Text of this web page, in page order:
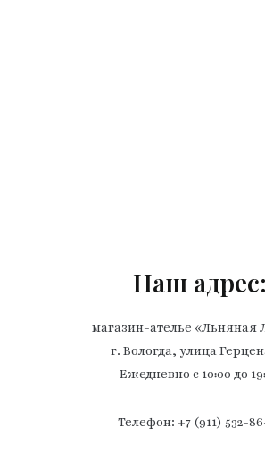
Наш адрес:
магазин-ателье «Льняная
г. Вологда, улица
Ежедневно с 10:00 до
Телефон: +7 (911) 532-